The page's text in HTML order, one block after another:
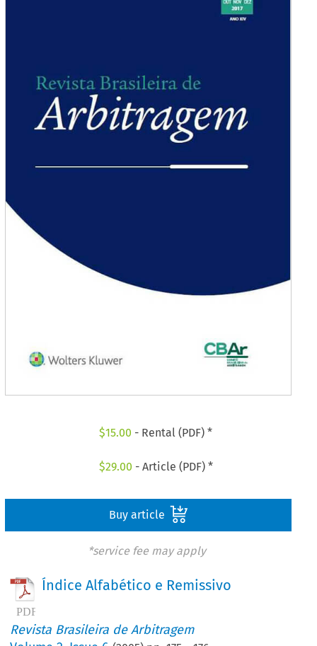
$15.00 - Rental (PDF) *
$29.00 - Article (PDF) *
Buy article
*service fee may apply
Índice Alfabético e Remissivo
Revista Brasileira de Arbitragem